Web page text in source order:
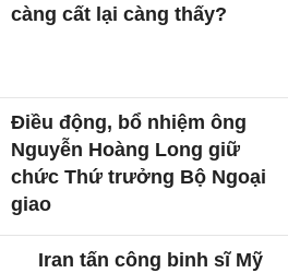
càng cất lại càng thấy?
Điều động, bổ nhiệm ông
Nguyễn Hoàng Long giữ
chức Thứ trưởng Bộ Ngoại
giao
Iran tấn công binh sĩ Mỹ